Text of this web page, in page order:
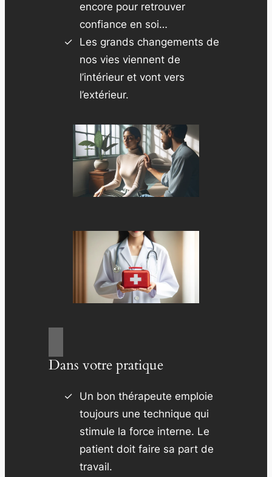
encore pour retrouver
confiance en soi…
Les grands changements de
nos vies viennent de
l’intérieur et vont vers
l’extérieur.
Dans votre pratique
Un bon thérapeute emploie
toujours une technique qui
stimule la force interne. Le
patient doit faire sa part de
travail.